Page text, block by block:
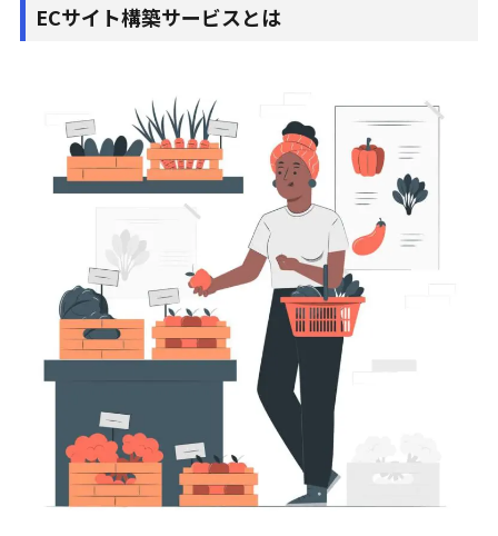
ECサイト構築サービスとは